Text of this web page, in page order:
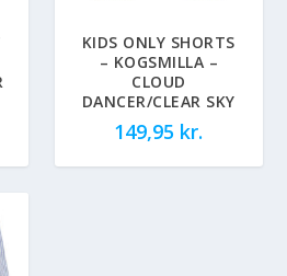
KIDS ONLY SHORTS
– KOGSMILLA –
CLOUD
DANCER/CLEAR SKY
149,95 kr.